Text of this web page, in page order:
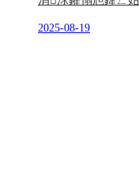
2025-08-19